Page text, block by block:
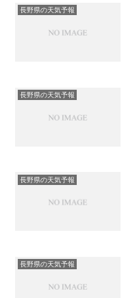
長野県の天気予報
長野県の天気予報
長野県の天気予報
長野県の天気予報